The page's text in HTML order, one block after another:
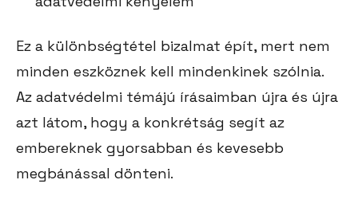
Ez a különbségtétel bizalmat épít, mert nem
minden eszköznek kell mindenkinek szólnia.
Az adatvédelmi témájú írásaimban újra és újra
azt látom, hogy a konkrétság segít az
embereknek gyorsabban és kevesebb
megbánással dönteni.